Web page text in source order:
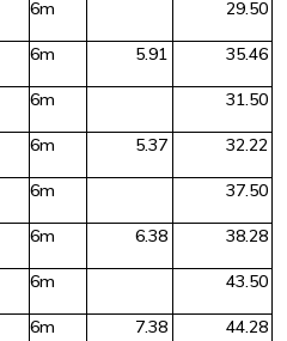
6m 29.50
6m 5.91 35.46
6m 31.50
6m 5.37 32.22
6m 37.50
6m 6.38 38.28
6m 43.50
6m 7.38 44.28